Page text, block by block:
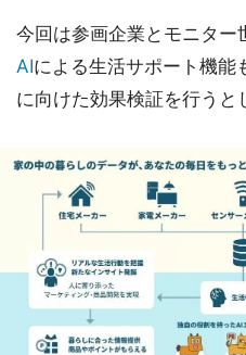
今回は参画企業とモニター
AIによる生活サポート機能
に向けた効果検証を行うと